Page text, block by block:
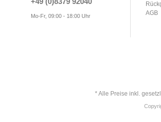
Mo-Fr, 09:00 - 18:00 Uhr
AGB
* Alle Preise inkl.